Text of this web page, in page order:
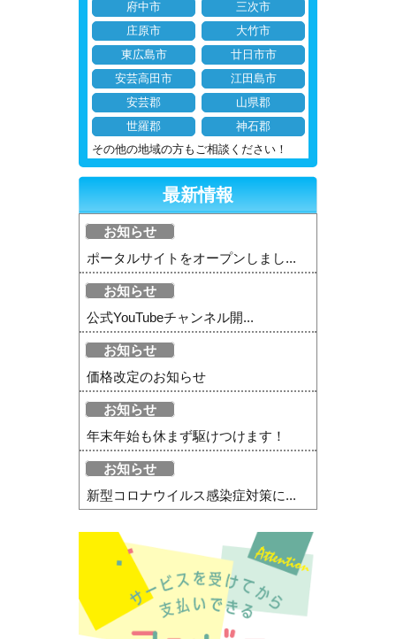
府中市
三次市
庄原市
大竹市
東広島市
廿日市市
安芸高田市
江田島市
安芸郡
山県郡
世羅郡
神石郡
その他の地域の方もご相談ください！
最新情報
お知らせ
ポータルサイトをオープンしまし...
お知らせ
公式YouTubeチャンネル開...
お知らせ
価格改定のお知らせ
お知らせ
年末年始も休まず駆けつけます！
お知らせ
新型コロナウイルス感染症対策に...